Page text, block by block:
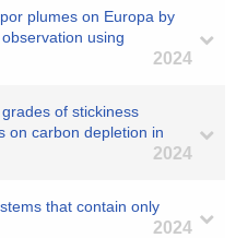
plumes on Europa by
using
2024
of stickiness
on carbon depletion in
2024
that contain only
2024